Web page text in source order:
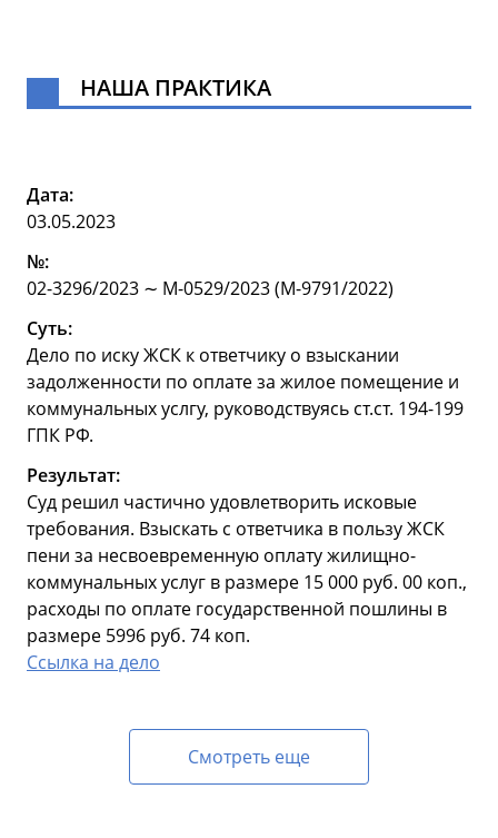
НАША ПРАКТИКА
Дата:
03.05.2023
№:
02-3296/2023 ∼ М-0529/2023 (М-9791/2022)
Суть:
Дело по иску ЖСК к ответчику о взыскании
задолженности по оплате за жилое помещение и
коммунальных услгу, руководствуясь ст.ст. 194-199
ГПК РФ.
Результат:
Суд решил частично удовлетворить исковые
требования. Взыскать с ответчика в пользу ЖСК
пени за несвоевременную оплату жилищно-
коммунальных услуг в размере 15 000 руб. 00 коп.,
расходы по оплате государственной пошлины в
размере 5996 руб. 74 коп.
Ссылка на дело
Смотреть еще